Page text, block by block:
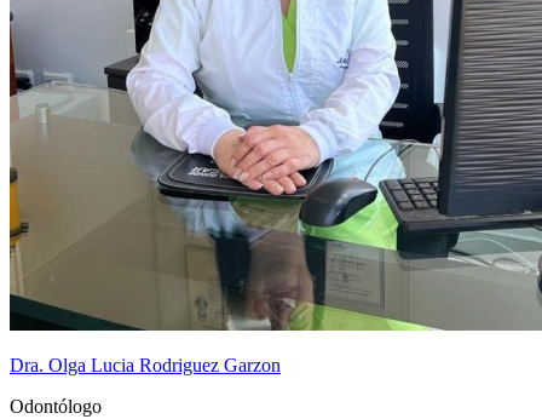
Dra. Olga Lucia Rodriguez Garzon
Odontólogo